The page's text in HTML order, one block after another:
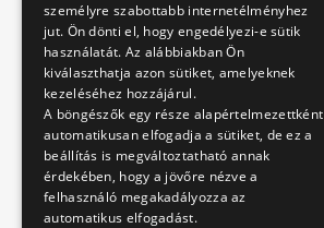
személyre szabottabb internetélményhez
jut. Ön dönti el, hogy engedélyezi-e sütik
használatát. Az alábbiakban Ön
kiválaszthatja azon sütiket, amelyeknek
kezeléséhez hozzájárul.
A böngészők egy része alapértelmezettként
automatikusan elfogadja a sütiket, de ez a
beállítás is megváltoztatható annak
érdekében, hogy a jövőre nézve a
felhasználó megakadályozza az
automatikus elfogadást.